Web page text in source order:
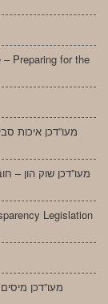
Preparing for the
מעו”דכן איכות
מעו”דכן שוק הון –
Legislation
מעו”דכן